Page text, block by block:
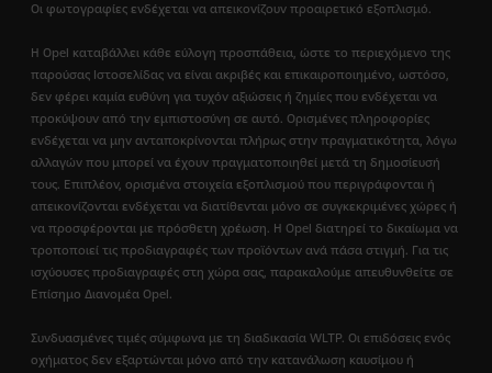
Οι φωτογραφίες ενδέχεται να απεικονίζουν προαιρετικό εξοπλισμό.
Η Opel καταβάλλει κάθε εύλογη προσπάθεια, ώστε το περιεχόμενο της
παρούσας Ιστοσελίδας να είναι ακριβές και επικαιροποιημένο, ωστόσο,
δεν φέρει καμία ευθύνη για τυχόν αξιώσεις ή ζημίες που ενδέχεται να
προκύψουν από την εμπιστοσύνη σε αυτό. Ορισμένες πληροφορίες
ενδέχεται να μην ανταποκρίνονται πλήρως στην πραγματικότητα, λόγω
αλλαγών που μπορεί να έχουν πραγματοποιηθεί μετά τη δημοσίευσή
τους. Επιπλέον, ορισμένα στοιχεία εξοπλισμού που περιγράφονται ή
απεικονίζονται ενδέχεται να διατίθενται μόνο σε συγκεκριμένες χώρες ή
να προσφέρονται με πρόσθετη χρέωση. Η Opel διατηρεί το δικαίωμα να
τροποποιεί τις προδιαγραφές των προϊόντων ανά πάσα στιγμή. Για τις
ισχύουσες προδιαγραφές στη χώρα σας, παρακαλούμε απευθυνθείτε σε
Επίσημο Διανομέα Opel.
Συνδυασμένες τιμές σύμφωνα με τη διαδικασία WLTP. Οι επιδόσεις ενός
οχήματος δεν εξαρτώνται μόνο από την κατανάλωση καυσίμου ή